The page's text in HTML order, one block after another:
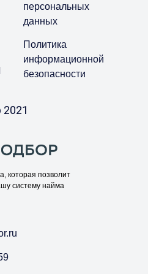
персональных
данных
Политика
информационной
безопасности
которая позволит
систему найма